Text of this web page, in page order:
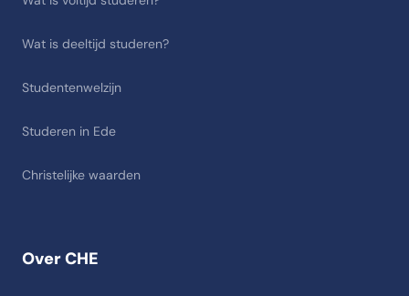
Over CHE
Wat is deeltijd studeren?
Studentenwelzijn
Studeren in Ede
Christelijke waarden